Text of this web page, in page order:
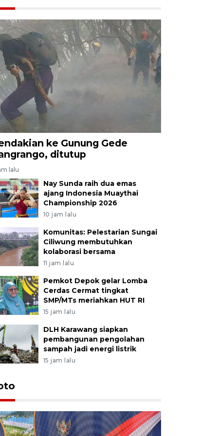
ke Gunung Gede
ditutup
lalu
Nay Sunda raih dua emas
ajang Indonesia Muaythai
Championship 2026
10 jam lalu
Komunitas: Pelestarian Sungai
Ciliwung membutuhkan
kolaborasi bersama
11 jam lalu
Pemkot Depok gelar Lomba
Cerdas Cermat tingkat
SMP/MTs meriahkan HUT RI
15 jam lalu
DLH Karawang siapkan
pembangunan pengolahan
sampah jadi energi listrik
15 jam lalu